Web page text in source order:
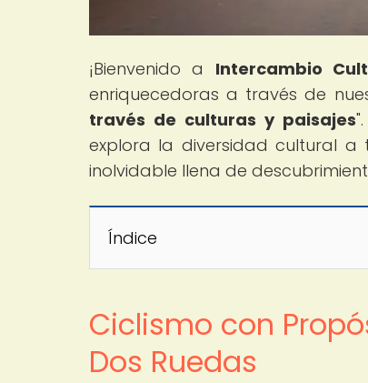
¡Bienvenido a Intercambio
enriquecedoras a través de
través de culturas y paisajes
explora la diversidad cultural a
inolvidable llena de
Índice
Ciclismo con
Dos Ruedas